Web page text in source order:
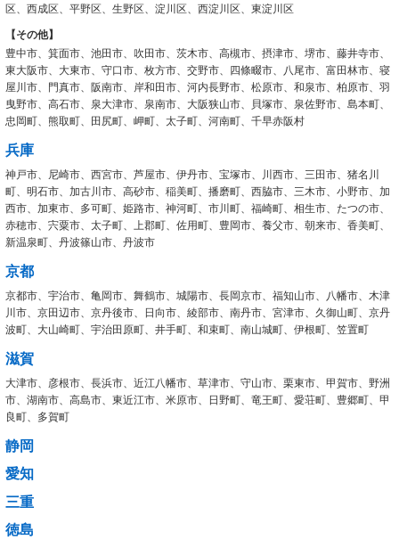
区、西成区、平野区、生野区、淀川区、西淀川区、東淀川区
【その他】
豊中市、箕面市、池田市、吹田市、茨木市、高槻市、摂津市、堺市、藤井寺市、
東大阪市、大東市、守口市、枚方市、交野市、四條畷市、八尾市、富田林市、寝
屋川市、門真市、阪南市、岸和田市、河内長野市、松原市、和泉市、柏原市、羽
曳野市、高石市、泉大津市、泉南市、大阪狭山市、貝塚市、泉佐野市、島本町、
忠岡町、熊取町、田尻町、岬町、太子町、河南町、千早赤阪村
兵庫
神戸市、尼崎市、西宮市、芦屋市、伊丹市、宝塚市、川西市、三田市、猪名川
町、明石市、加古川市、高砂市、稲美町、播磨町、西脇市、三木市、小野市、加
西市、加東市、多可町、姫路市、神河町、市川町、福崎町、相生市、たつの市、
赤穂市、宍粟市、太子町、上郡町、佐用町、豊岡市、養父市、朝来市、香美町、
新温泉町、丹波篠山市、丹波市
京都
京都市、宇治市、亀岡市、舞鶴市、城陽市、長岡京市、福知山市、八幡市、木津
川市、京田辺市、京丹後市、日向市、綾部市、南丹市、宮津市、久御山町、京丹
波町、大山崎町、宇治田原町、井手町、和束町、南山城町、伊根町、笠置町
滋賀
大津市、彦根市、長浜市、近江八幡市、草津市、守山市、栗東市、甲賀市、野洲
市、湖南市、高島市、東近江市、米原市、日野町、竜王町、愛荘町、豊郷町、甲
良町、多賀町
静岡
愛知
三重
徳島